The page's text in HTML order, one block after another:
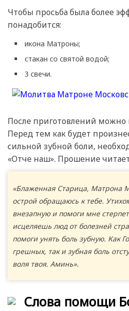
Чтобы просьба была более
понадобится:
икона Матроны;
стакан со святой водой;
3 свечи.
После приготовлений можно
Перед тем как будет
сильной зубной боли,
«Отче наш». Прошение
«Блаженная Старица, Матрона
острой обращаюсь к тебе.
внезапную и помоги мне
исцеляешь люд от болезней
помоги унять боль зубную. Как
грешных, так и зубная боль
воля твоя. Аминь».
Слова помощи